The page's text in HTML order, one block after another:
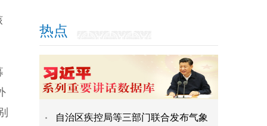
热点
自治区疾控局等三部门联合发布气象